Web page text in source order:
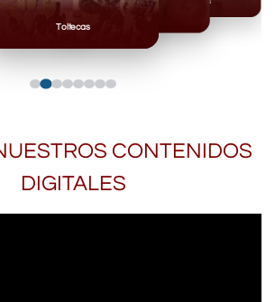
Toltecas
Mexicas
CONTENIDOS
DIGITALES